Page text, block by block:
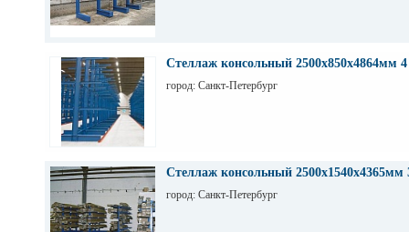
Стеллаж консольный 2500х850х4864мм
город: Санкт-Петербург
Стеллаж консольный 2500х1540х4365мм
город: Санкт-Петербург